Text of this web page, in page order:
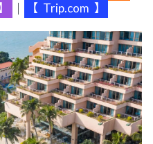
【 Trip.com 】